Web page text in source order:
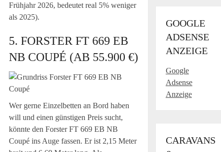
Frühjahr 2026, bedeutet real 5% weniger
als 2025).
5. FORSTER FT 669 EB
NB COUPÉ (AB 55.900 €)
Wer gerne Einzelbetten an Bord haben
will und einen günstigen Preis sucht,
könnte den Forster FT 669 EB NB
Coupé ins Auge fassen. Er ist 2,15 Meter
GOOGLE
ADSENSE
ANZEIGE
Google
Adsense
Anzeige
CARAVANS